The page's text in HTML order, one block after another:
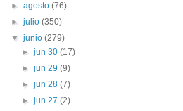
►agosto(76)
►julio(350)
▼junio(279)
► jun 30 (17)
► jun 29 (9)
► jun 28 (7)
► jun 27 (2)